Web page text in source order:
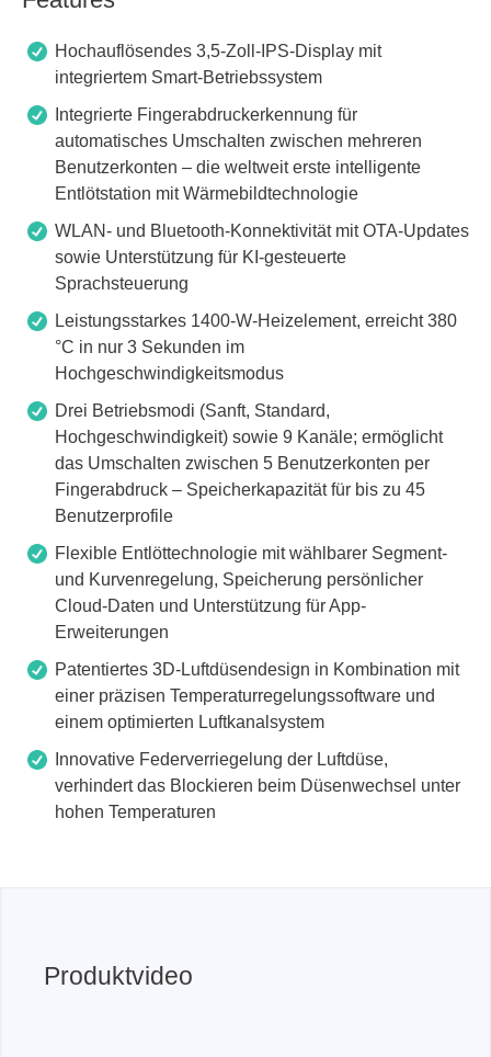
Hochauflösendes 3,5-Zoll-IPS-Display mit
integriertem Smart-Betriebssystem
Integrierte Fingerabdruckerkennung für
automatisches Umschalten zwischen mehreren
Benutzerkonten – die weltweit erste intelligente
Entlötstation mit Wärmebildtechnologie
WLAN- und Bluetooth-Konnektivität mit OTA-Updates
sowie Unterstützung für KI-gesteuerte
Sprachsteuerung
Leistungsstarkes 1400-W-Heizelement, erreicht 380
°C in nur 3 Sekunden im
Hochgeschwindigkeitsmodus
Drei Betriebsmodi (Sanft, Standard,
Hochgeschwindigkeit) sowie 9 Kanäle; ermöglicht
das Umschalten zwischen 5 Benutzerkonten per
Fingerabdruck – Speicherkapazität für bis zu 45
Benutzerprofile
Flexible Entlöttechnologie mit wählbarer Segment-
und Kurvenregelung, Speicherung persönlicher
Cloud-Daten und Unterstützung für App-
Erweiterungen
Patentiertes 3D-Luftdüsendesign in Kombination mit
einer präzisen Temperaturregelungssoftware und
einem optimierten Luftkanalsystem
Innovative Federverriegelung der Luftdüse,
verhindert das Blockieren beim Düsenwechsel unter
hohen Temperaturen
Produktvideo